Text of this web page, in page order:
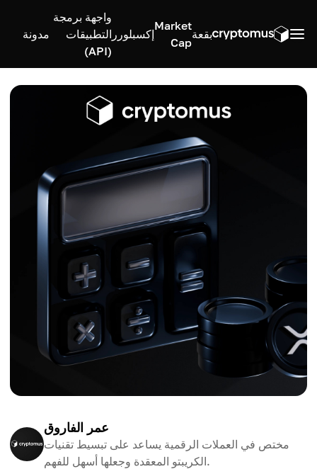
بقعة
Market
Cap
إكسبلورر
واجهة برمجة
التطبيقات
(API)
مدونة
عمر الفاروق
مختص في العملات الرقمية يساعد على تبسيط تقنيات
الكريبتو المعقدة وجعلها أسهل للفهم.